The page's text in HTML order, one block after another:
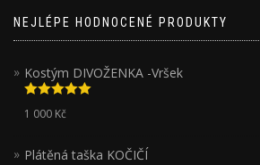
NEJLÉPE HODNOCENÉ PRODUKTY
Kostým DIVOŽENKA -Vršek
Hodnocení
5.00z 5
1 000 Kč
Plátěná taška KOČIČÍ